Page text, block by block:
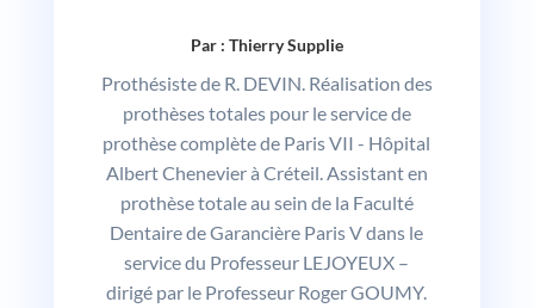
Par : Thierry Supplie
Prothésiste de R. DEVIN. Réalisation des
prothèses totales pour le service de
prothèse complète de Paris VII - Hôpital
Albert Chenevier à Créteil. Assistant en
prothèse totale au sein de la Faculté
Dentaire de Garancière Paris V dans le
service du Professeur LEJOYEUX –
dirigé par le Professeur Roger GOUMY.